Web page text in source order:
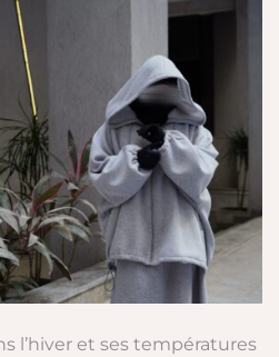
l’hiver et ses températures